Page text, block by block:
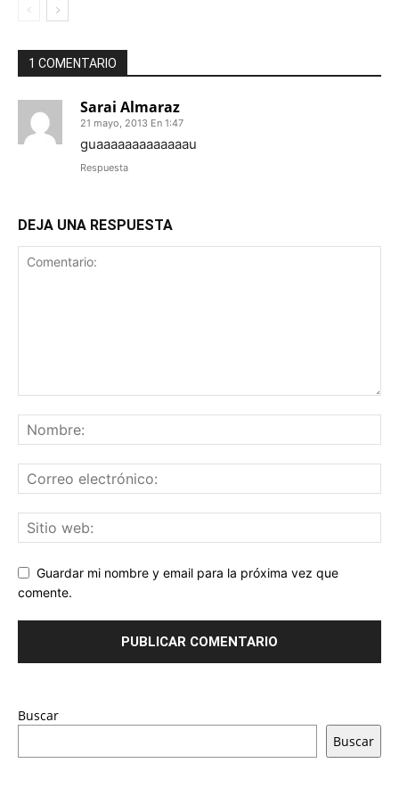
1 COMENTARIO
Sarai Almaraz
21 mayo, 2013 En 1:47
guaaaaaaaaaaaaau
Respuesta
DEJA UNA RESPUESTA
Guardar mi nombre y email para la próxima vez que
comente.
Buscar
Buscar